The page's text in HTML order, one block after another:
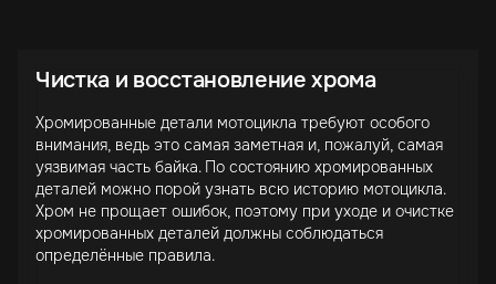
Чистка и восстановление хрома
Хромированные детали мотоцикла требуют особого
внимания, ведь это самая заметная и, пожалуй, самая
уязвимая часть байка. По состоянию хромированных
деталей можно порой узнать всю историю мотоцикла.
Хром не прощает ошибок, поэтому при уходе и очистке
хромированных деталей должны соблюдаться
определённые правила.